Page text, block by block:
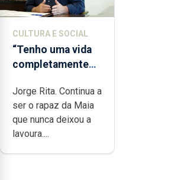
CULTURA E SOCIAL
“Tenho uma vida
completamente
dedicação, gosto
e muita paixão”
Jorge Rita. Continua a
ser o rapaz da Maia
que nunca deixou a
lavoura....